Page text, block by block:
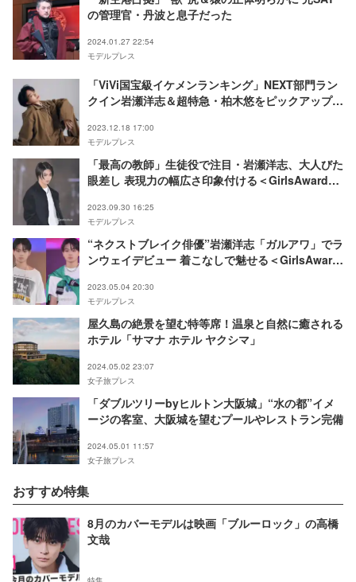
の管理官・丹波と息子だった
2024.01.27 22:54
モデルプレス
「ViVi国宝級イケメンランキング」NEXT部門ラン
クイン岩瀬洋志＆超特急・柏木悠をピックアップ
いか」
2023.12.18 17:00
モデルプレス
「最高の教師」生徒役で注目・岩瀬洋志、大人びた
眼差し 表現力の幅広さ印象付ける＜GirlsAward
2023.09.30 16:25
モデルプレス
“ネクストブレイク俳優”岩瀬洋志「ガルアワ」でラ
ンウェイデビュー 着こなしで魅せる＜GirlsAward
2023.05.04 20:30
モデルプレス
屋久島の絶景を望む特等席！温泉と自然に癒される
ホテル「サマナ ホテル ヤクシマ」
2024.05.02 23:07
女子旅プレス
「ダブルツリーbyヒルトン大阪城」“水の都”イメ
ージの客室、大阪城を望むプールやレストラン完備
2024.05.01 11:57
女子旅プレス
おすすめ特集
8月のカバーモデルは映画「ブルーロック」の高橋
文哉